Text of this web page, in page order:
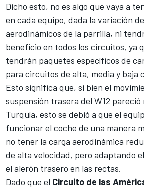
Dicho esto, no es algo que vaya a
en cada equipo, dada la variación
aerodinámicos de la parrilla, ni
beneficio en todos los circuitos, ya
tendrán paquetes específicos de
para circuitos de alta, media y baja
Esto significa que, si bien el
suspensión trasera del W12 pareció
Turquía, esto se debió a que el
funcionar el coche de una manera
no tener la carga aerodinámica
de alta velocidad, pero adaptando
el alerón trasero en las rectas.
Dado que el Circuito de las